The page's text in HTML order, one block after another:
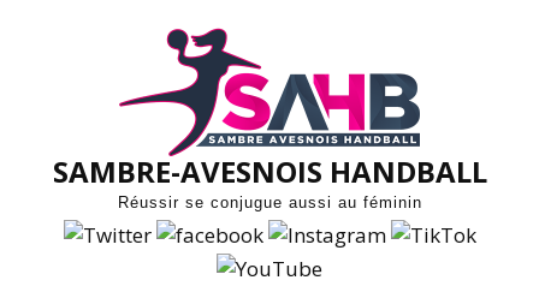
SAMBRE-AVESNOIS HANDBALL
Réussir se conjugue aussi au féminin